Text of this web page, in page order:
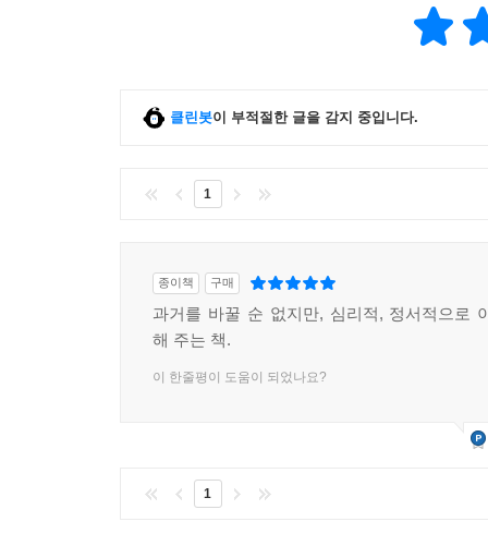
클린봇이 부적절한 글을 감지 중입니다.
1
종이책 구매
과거를 바꿀 순 없지만, 심리적, 정서적으로
해 주는 책.
이 한줄평이 도움이 되었나요?
1